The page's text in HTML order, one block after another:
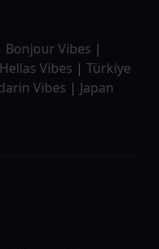
Bonjour Vibes |
Hellas Vibes | Türkiye
Vibes | Japan